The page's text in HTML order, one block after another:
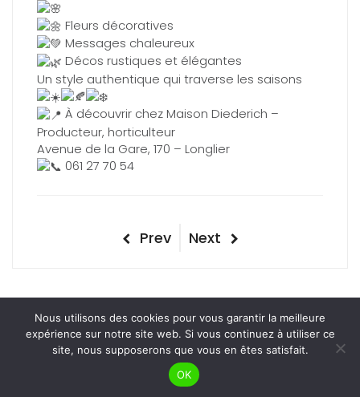
Fleurs décoratives
Messages chaleureux
Décos rustiques et élégantes
Un style authentique qui traverse les saisons
À découvrir chez Maison Diederich –
Producteur, horticulteur
Avenue de la Gare, 170 – Longlier
061 27 70 54
NAVIGATIONPrevious
Prev
Next
Next
© 2026 Maison Diederich -Mentions légales-
Création du site Creatifweb
Nous utilisons des cookies pour vous garantir la meilleure
expérience sur notre site web. Si vous continuez à utiliser ce
site, nous supposerons que vous en êtes satisfait.
OK